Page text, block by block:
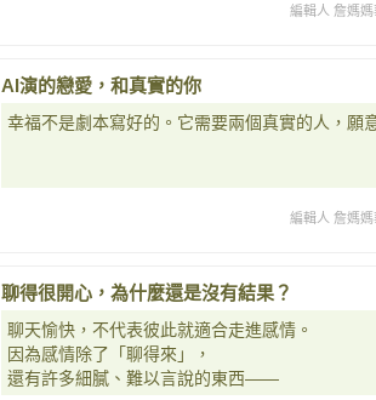
編輯人 詹媽媽
AI演的戀愛，和真實的你
幸福不是劇本寫好的。它需要兩個真實的人，願
編輯人 詹媽媽
聊得很開心，為什麼還是沒有結果？
聊天愉快，不代表彼此就適合走進感情。
因為感情除了「聊得來」，
還有許多細膩、難以言說的東西——